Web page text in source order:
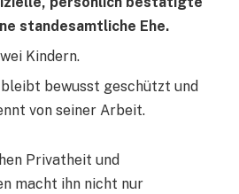
standesamtliche Ehe.
Kindern.
bewusst geschützt und
von seiner Arbeit.
Privatheit und
macht ihn nicht nur